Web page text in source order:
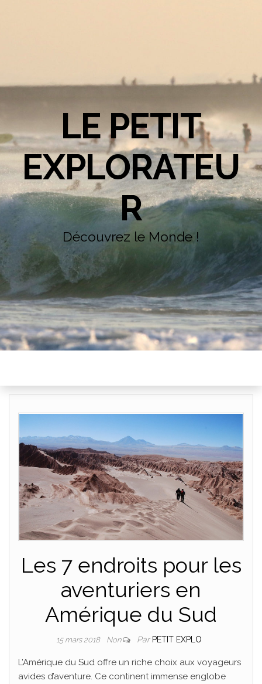
LE PETIT
EXPLORATEU
R
Découvrez le Monde !
Les 7 endroits pour les
aventuriers en
Amérique du Sud
15 mars 2018 Non Par PETIT EXPLO
L’Amérique du Sud offre un riche choix aux voyageurs
avides d’aventure. Ce continent immense englobe